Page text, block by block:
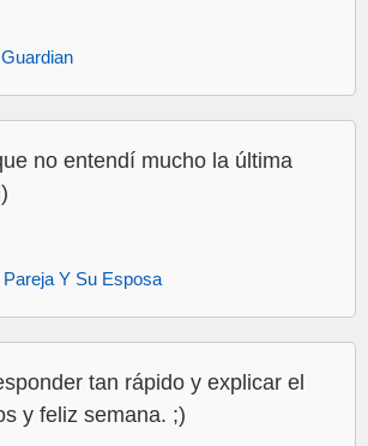
no entendí mucho la última
Y Su Esposa
tan rápido y explicar el
y feliz semana. ;)